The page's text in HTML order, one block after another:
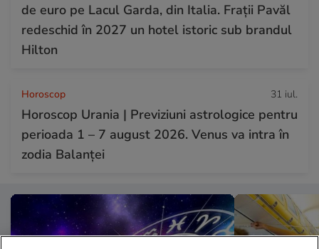
de euro pe Lacul Garda, din Italia. Frații Pavăl
redeschid în 2027 un hotel istoric sub brandul
Hilton
Horoscop 31 iul.
Horoscop Urania | Previziuni astrologice pentru
perioada 1 – 7 august 2026. Venus va intra în
zodia Balanței